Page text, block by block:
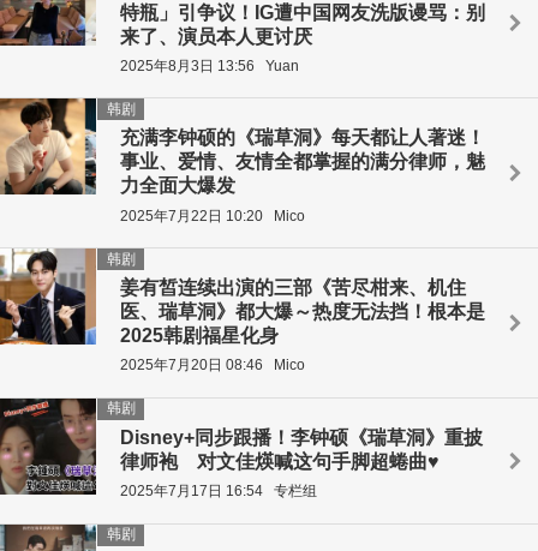
特瓶」引争议！IG遭中国网友洗版谩骂：别
来了、演员本人更讨厌
2025年8月3日 13:56 Yuan
充满李钟硕的《瑞草洞》每天都让人著迷！
事业、爱情、友情全都掌握的满分律师，魅
力全面大爆发
韩剧
2025年7月22日 10:20 Mico
姜有皙连续出演的三部《苦尽柑来、机住
医、瑞草洞》都大爆～热度无法挡！根本是
2025韩剧福星化身
韩剧
2025年7月20日 08:46 Mico
Disney+同步跟播！李钟硕《瑞草洞》重披
律师袍 对文佳煐喊这句手脚超蜷曲♥
韩剧
2025年7月17日 16:54 专栏组
韩剧